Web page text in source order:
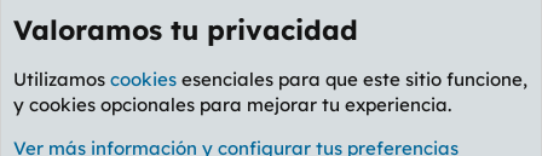
Foro General
Valoramos tu privacidad
Utilizamos cookies esenciales para que este sitio funcione,
y cookies opcionales para mejorar tu experiencia.
Ver más información y configurar tus preferencias